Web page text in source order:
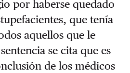
por haberse quedado
que tenía
aquellos que le
se cita que es
de los médicos